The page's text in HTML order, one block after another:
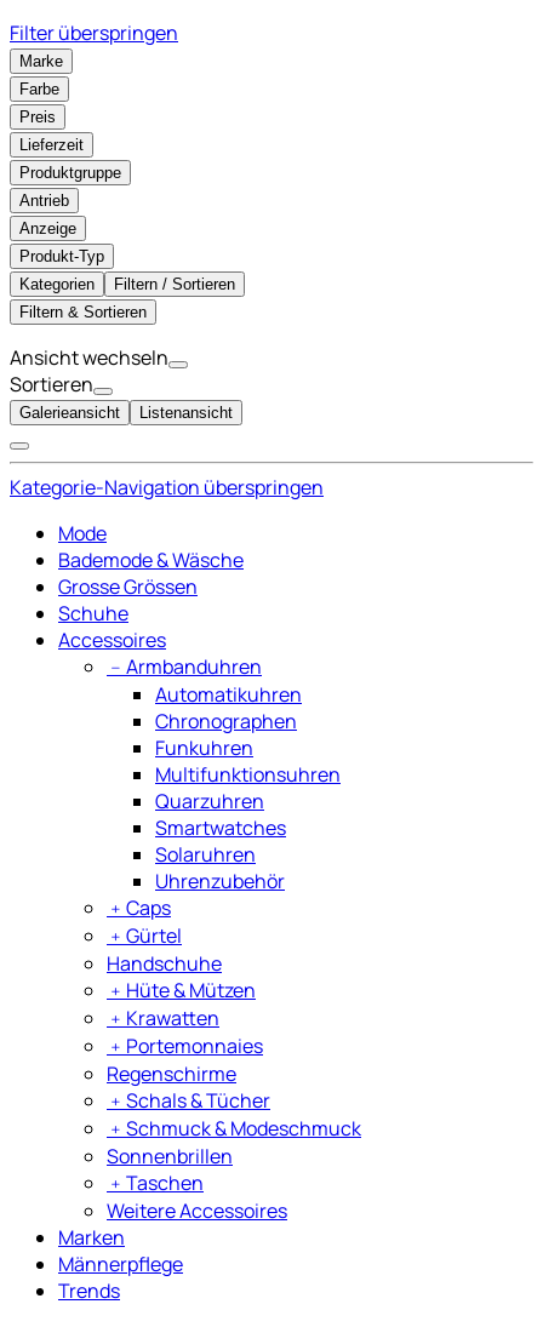
Filter überspringen
Marke
Farbe
Preis
Lieferzeit
Produktgruppe
Antrieb
Anzeige
Produkt-Typ
Kategorien
Filtern / Sortieren
Filtern & Sortieren
Ansicht wechseln
Sortieren
Galerieansicht Listenansicht
Kategorie-Navigation überspringen
Mode
Bademode & Wäsche
Grosse Grössen
Schuhe
Accessoires
﹣ Armbanduhren
Automatikuhren
Chronographen
Funkuhren
Multifunktionsuhren
Quarzuhren
Smartwatches
Solaruhren
Uhrenzubehör
﹢ Caps
﹢ Gürtel
Handschuhe
﹢ Hüte & Mützen
﹢ Krawatten
﹢ Portemonnaies
Regenschirme
﹢ Schals & Tücher
﹢ Schmuck & Modeschmuck
Sonnenbrillen
﹢ Taschen
Weitere Accessoires
Marken
Männerpflege
Trends